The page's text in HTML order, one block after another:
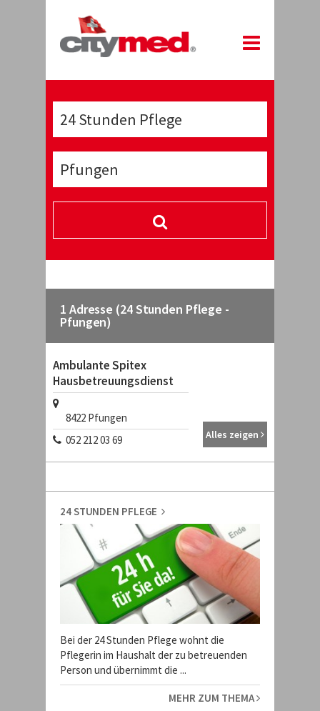
1 Adresse (24 Stunden Pflege -
Pfungen)
Ambulante Spitex
Hausbetreuungsdienst
8422 Pfungen
052 212 03 69
Alles zeigen
24 STUNDEN PFLEGE
Bei der 24 Stunden Pflege wohnt die
Pflegerin im Haushalt der zu betreuenden
Person und übernimmt die ...
MEHR ZUM THEMA